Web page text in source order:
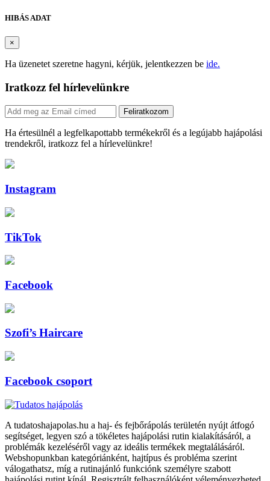
HIBÁS ADAT
×
Ha üzenetet szeretne hagyni, kérjük, jelentkezzen be ide.
Iratkozz fel hírlevelünkre
Feliratkozom
Ha értesülnél a legfelkapottabb termékekről és a legújabb hajápolási
trendekről, iratkozz fel a hírlevelünkre!
Instagram
TikTok
Facebook
Szofi’s Haircare
Facebook csoport
A tudatoshajapolas.hu a haj- és fejbőrápolás területén nyújt átfogó
segítséget, legyen szó a tökéletes hajápolási rutin kialakításáról, a
problémák kezeléséről vagy az ideális termékek megtalálásáról.
Webshopunkban kategóriánként, hajtípus és probléma szerint
válogathatsz, míg a rutinajánló funkciónk személyre szabott